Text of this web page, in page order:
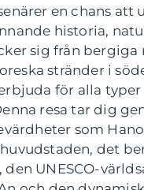
en chans att
historia,
sig från bergiga
stränder i
för alla typer
resa tar dig
som
det
den UNESCO-